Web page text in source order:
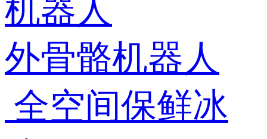
机器人
外骨骼机器人
全空间保鲜冰